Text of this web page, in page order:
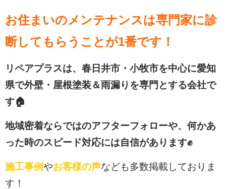
お住まいのメンテナンスは専門家に診
断してもらうことが1番です！
リペアプラスは、春日井市・小牧市を中心に愛知
県で外壁・屋根塗装＆雨漏りを専門とする会社で
す🏠
地域密着ならではのアフターフォローや、何かあ
った時のスピード対応には自信があります✊
施工事例やお客様の声なども多数掲載しておりま
す！